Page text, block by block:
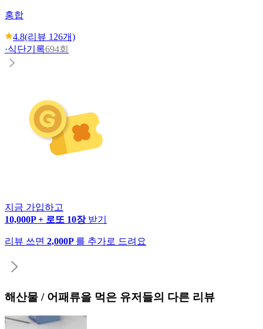
홍합
4.8(리뷰 126개)
·식단기록694회
지금 가입하고
10,000P + 로또 10장 받기
리뷰 쓰면 2,000P 를 추가로 드려요
해산물 / 어패류을 먹은 유저들의 다른 리뷰